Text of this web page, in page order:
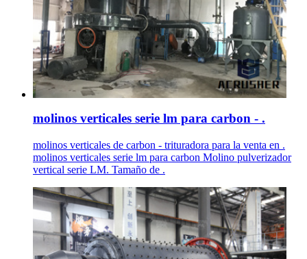
molinos verticales serie lm para carbon - .
molinos verticales de carbon - trituradora para la venta en .
molinos verticales serie lm para carbon Molino pulverizador
vertical serie LM. Tamaño de .